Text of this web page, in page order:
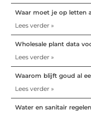
Waar moet je op letten
Lees verder »
Wholesale plant data
Lees verder »
Waarom blijft goud al
Lees verder »
Water en sanitair